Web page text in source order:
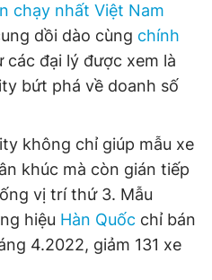
chạy nhất Việt Nam
dồi dào cùng chính
các đại lý được xem là
bứt phá về doanh số
không chỉ giúp mẫu xe
khúc mà còn gián tiếp
vị trí thứ 3. Mẫu
hiệu Hàn Quốc chỉ bán
4.2022, giảm 131 xe